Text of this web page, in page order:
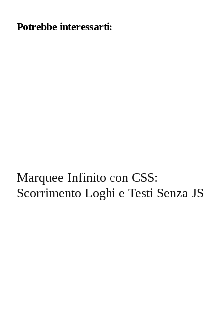
Potrebbe interessarti:
Marquee Infinito con CSS:
Scorrimento Loghi e Testi Senza JS